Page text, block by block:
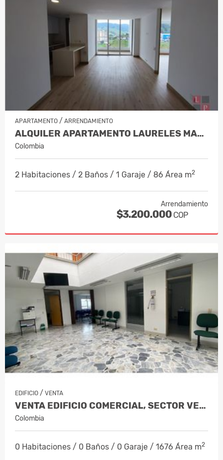
APARTAMENTO / ARRENDAMIENTO
ALQUILER APARTAMENTO LAURELES MANIZA…
Colombia
2 Habitaciones / 2 Baños / 1 Garaje / 86 Área m2
Arrendamiento
$3.200.000 COP
EDIFICIO / VENTA
VENTA EDIFICIO COMERCIAL, SECTOR VERSA…
Colombia
0 Habitaciones / 0 Baños / 0 Garaje / 1676 Área m2